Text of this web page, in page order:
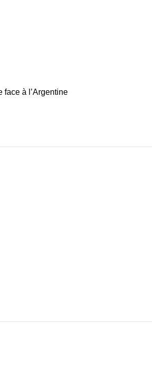
face à l’Argentine